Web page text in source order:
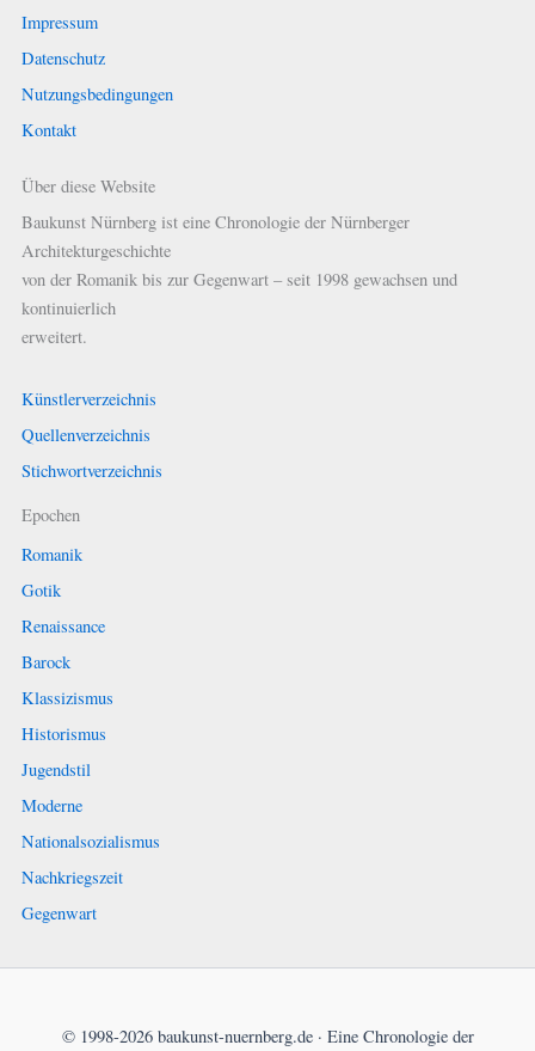
Impressum
Datenschutz
Nutzungsbedingungen
Kontakt
Über diese Website
Baukunst Nürnberg ist eine Chronologie der Nürnberger
Architekturgeschichte
von der Romanik bis zur Gegenwart – seit 1998 gewachsen und
kontinuierlich
erweitert.
Künstlerverzeichnis
Quellenverzeichnis
Stichwortverzeichnis
Epochen
Romanik
Gotik
Renaissance
Barock
Klassizismus
Historismus
Jugendstil
Moderne
Nationalsozialismus
Nachkriegszeit
Gegenwart
© 1998-2026 baukunst-nuernberg.de · Eine Chronologie der